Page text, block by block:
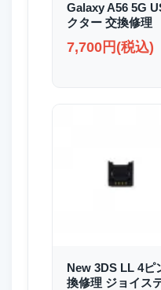
Galaxy A56 5G
クター 交換修理
7,700円(税込)
New 3DS LL 4ピ
換修理 ジョイス